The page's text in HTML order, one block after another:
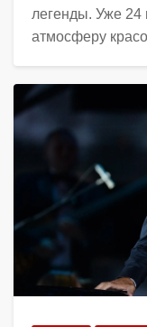
легенды. Уже 24
атмосферу